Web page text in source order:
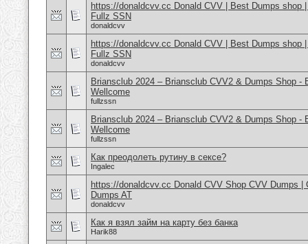
https://donaldcvv.cc Donald CVV | Best Dumps shop
Fullz SSN
donaldcvv
https://donaldcvv.cc Donald CVV | Best Dumps shop
Fullz SSN
donaldcvv
Briansclub 2024 – Briansclub CVV2 & Dumps Shop -
Wellcome
fullzssn
Briansclub 2024 – Briansclub CVV2 & Dumps Shop -
Wellcome
fullzssn
Как преодолеть рутину в сексе?
Ingalec
https://donaldcvv.cc Donald CVV Shop CVV Dumps |
Dumps AT
donaldcvv
Как я взял займ на карту без банка
Harik88